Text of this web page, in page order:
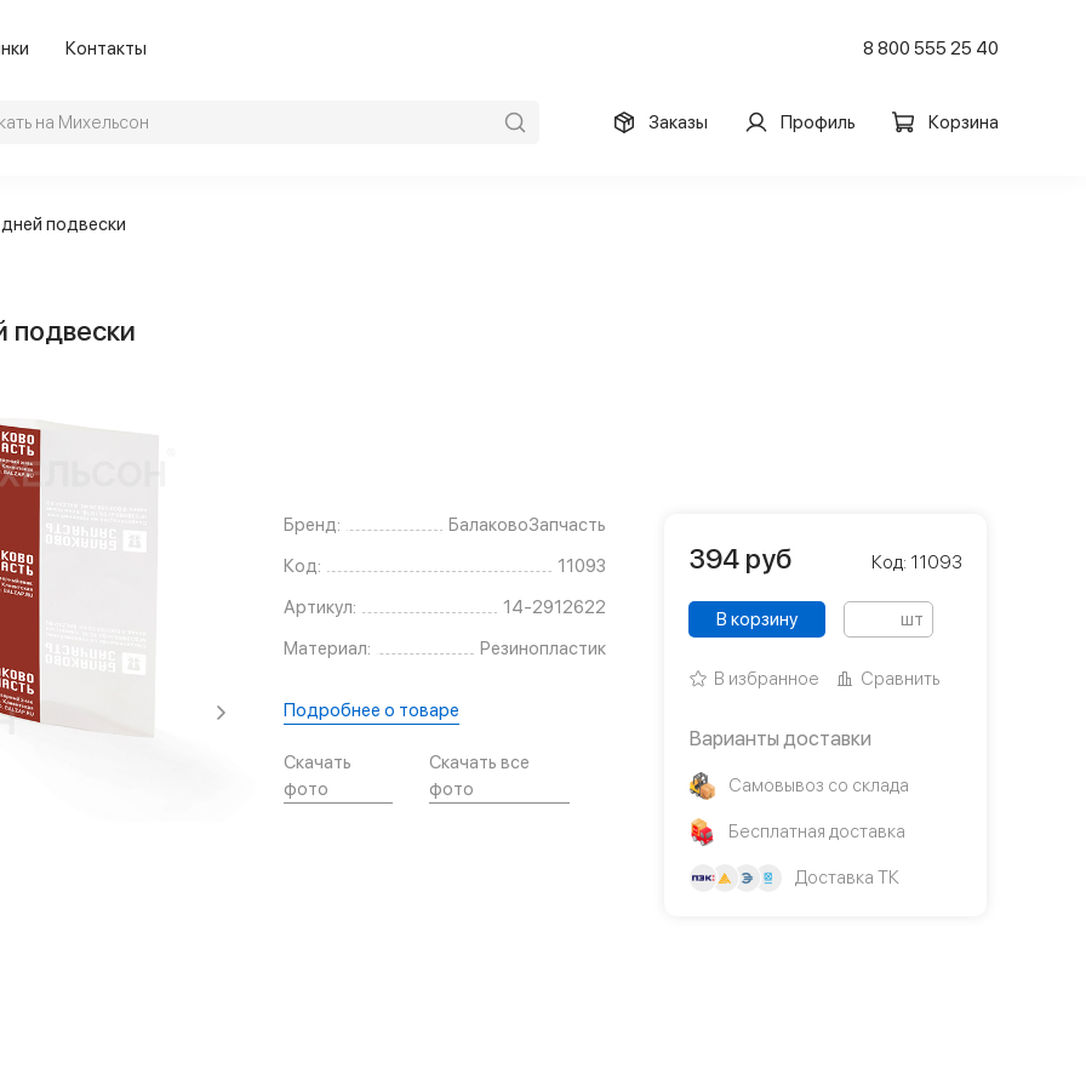
Контакты 8 800 555 25 40
Заказы Профиль Корзина
подвески
Бренд:
БалаковоЗапчасть
Код:
11093
Артикул:
14-2912622
Материал:
Резинопластик
Подробнее о товаре
Скачать
фото
Скачать все
фото
394 руб Код: 11093
В корзину шт
В избранное Сравнить
Варианты доставки
Самовывоз со склада
Бесплатная доставка
Доставка ТК